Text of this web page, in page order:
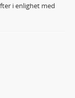
i enlighet med